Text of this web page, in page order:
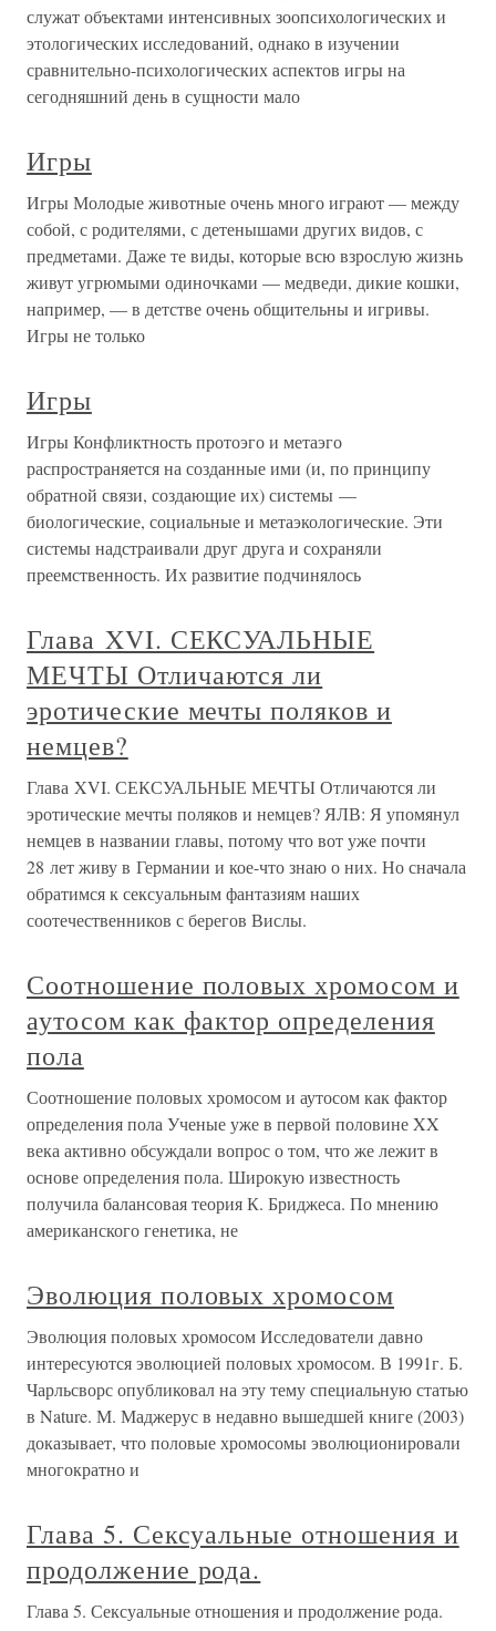
служат объектами интенсивных зоопсихологических и
этологических исследований, однако в изучении
сравнительно-психологических аспектов игры на
сегодняшний день в сущности мало
Игры
Игры Молодые животные очень много играют — между
собой, с родителями, с детенышами других видов, с
предметами. Даже те виды, которые всю взрослую жизнь
живут угрюмыми одиночками — медведи, дикие кошки,
например, — в детстве очень общительны и игривы.
Игры не только
Игры
Игры Конфликтность протоэго и метаэго
распространяется на созданные ими (и, по принципу
обратной связи, создающие их) системы —
биологические, социальные и метаэкологические. Эти
системы надстраивали друг друга и сохраняли
преемственность. Их развитие подчинялось
Глава XVI. СЕКСУАЛЬНЫЕ
МЕЧТЫ Отличаются ли
эротические мечты поляков и
немцев?
Глава XVI. СЕКСУАЛЬНЫЕ МЕЧТЫ Отличаются ли
эротические мечты поляков и немцев? ЯЛВ: Я упомянул
немцев в названии главы, потому что вот уже почти
28 лет живу в Германии и кое-что знаю о них. Но сначала
обратимся к сексуальным фантазиям наших
соотечественников с берегов Вислы.
Соотношение половых хромосом и
аутосом как фактор определения
пола
Соотношение половых хромосом и аутосом как фактор
определения пола Ученые уже в первой половине XX
века активно обсуждали вопрос о том, что же лежит в
основе определения пола. Широкую известность
получила балансовая теория К. Бриджеса. По мнению
американского генетика, не
Эволюция половых хромосом
Эволюция половых хромосом Исследователи давно
интересуются эволюцией половых хромосом. В 1991г. Б.
Чарльсворс опубликовал на эту тему специальную статью
в Nature. М. Маджерус в недавно вышедшей книге (2003)
доказывает, что половые хромосомы эволюционировали
многократно и
Глава 5. Сексуальные отношения и
продолжение рода.
Глава 5. Сексуальные отношения и продолжение рода.